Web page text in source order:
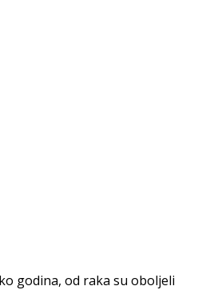
godina, od raka su oboljeli